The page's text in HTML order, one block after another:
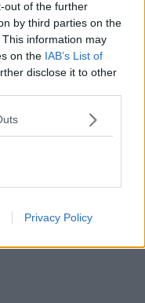
out of the further
by third parties on the
This information may
on the IAB’s List of
disclose it to other
Privacy Policy